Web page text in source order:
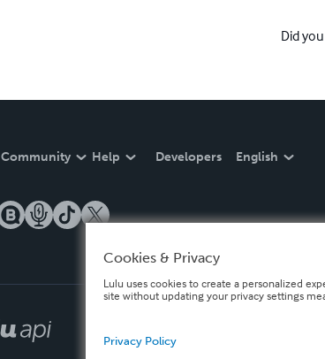
Did
Community Help Developers English
Cookies & Privacy
Lulu uses cookies to create a personalized
site without updating your privacy settings
Privacy Policy